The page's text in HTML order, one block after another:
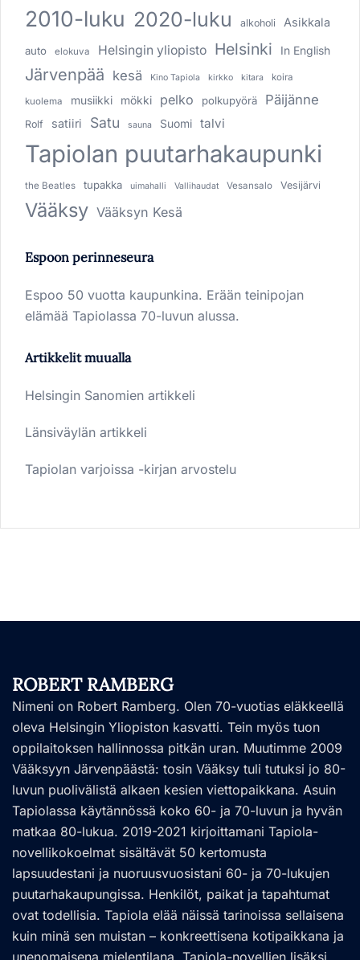
2010-luku 2020-luku alkoholi Asikkala
auto elokuva Helsingin yliopisto Helsinki In English
Järvenpää kesä Kino Tapiola kirkko kitara koira
kuolema musiikki mökki pelko polkupyörä Päijänne
Rolf satiiri Satu sauna Suomi talvi
Tapiolan puutarhakaupunki
the Beatles tupakka uimahalli Vallihaudat Vesansalo Vesijärvi
Vääksy Vääksyn Kesä
Espoon perinneseura
Espoo 50 vuotta kaupunkina. Erään teinipojan
elämää Tapiolassa 70-luvun alussa.
Artikkelit muualla
Helsingin Sanomien artikkeli
Länsiväylän artikkeli
Tapiolan varjoissa -kirjan arvostelu
ROBERT RAMBERG
Nimeni on Robert Ramberg. Olen 70-vuotias eläkkeellä
oleva Helsingin Yliopiston kasvatti. Tein myös tuon
oppilaitoksen hallinnossa pitkän uran. Muutimme 2009
Vääksyyn Järvenpäästä: tosin Vääksy tuli tutuksi jo 80-
luvun puolivälistä alkaen kesien viettopaikkana. Asuin
Tapiolassa käytännössä koko 60- ja 70-luvun ja hyvän
matkaa 80-lukua. 2019-2021 kirjoittamani Tapiola-
novellikokoelmat sisältävät 50 kertomusta
lapsuudestani ja nuoruusvuosistani 60- ja 70-lukujen
puutarhakaupungissa. Henkilöt, paikat ja tapahtumat
ovat todellisia. Tapiola elää näissä tarinoissa sellaisena
kuin minä sen muistan – konkreettisena kotipaikkana ja